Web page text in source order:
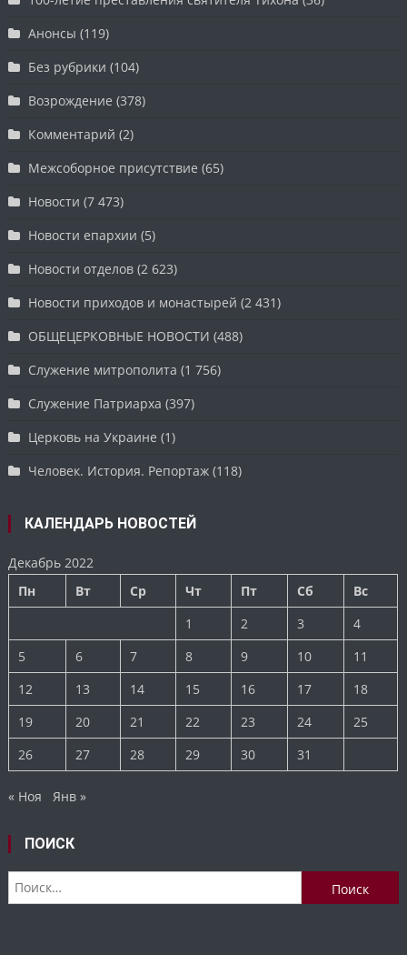
Анонсы (119)
Без рубрики (104)
Возрождение (378)
Комментарий (2)
Межсоборное присутствие (65)
Новости (7 473)
Новости епархии (5)
Новости отделов (2 623)
Новости приходов и монастырей (2 431)
ОБЩЕЦЕРКОВНЫЕ НОВОСТИ (488)
Служение митрополита (1 756)
Служение Патриарха (397)
Церковь на Украине (1)
Человек. История. Репортаж (118)
КАЛЕНДАРЬ НОВОСТЕЙ
Декабрь 2022
Пн
Вт Ср Чт Пт Сб
Вс
1
2 3
4
5
6 7 8 9 10
11
12
13 14 15 16 17
18
19
20 21 22 23 24
25
26
27 28 29 30 31
« Ноя Янв »
ПОИСК
Найти: